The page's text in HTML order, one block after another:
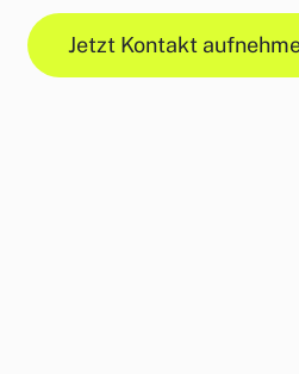
Jetzt Kontakt